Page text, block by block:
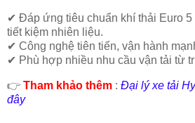
✔ Đáp ứng tiêu chuẩn khí thải Euro
tiết kiệm nhiên liệu.
✔ Công nghệ tiên tiến, vận hành
✔ Phù hợp nhiều nhu cầu vận tải từ
👉 Tham khảo thêm : Đại lý xe tải
đây